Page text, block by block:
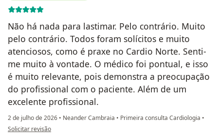
Não há nada para lastimar. Pelo contrário. Muito
pelo contrário. Todos foram solícitos e muito
atenciosos, como é praxe no Cardio Norte. Senti-
me muito à vontade. O médico foi pontual, e isso
é muito relevante, pois demonstra a preocupação
do profissional com o paciente. Além de um
excelente profissional.
2 de julho de 2026 • Neander Cambraia • Primeira consulta Cardiologia •
na opinião do utilizador Aparecido Moura de Moraes
Solicitar revisão